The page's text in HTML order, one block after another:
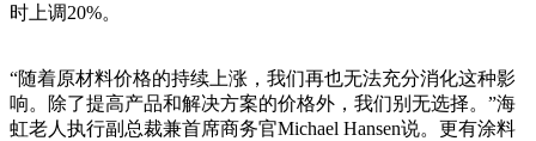
时上调20%。
“随着原材料价格的持续上涨，我们再也无法充分消化这种影
响。除了提高产品和解决方案的价格外，我们别无选择。”海
虹老人执行副总裁兼首席商务官Michael Hansen说。更有涂料